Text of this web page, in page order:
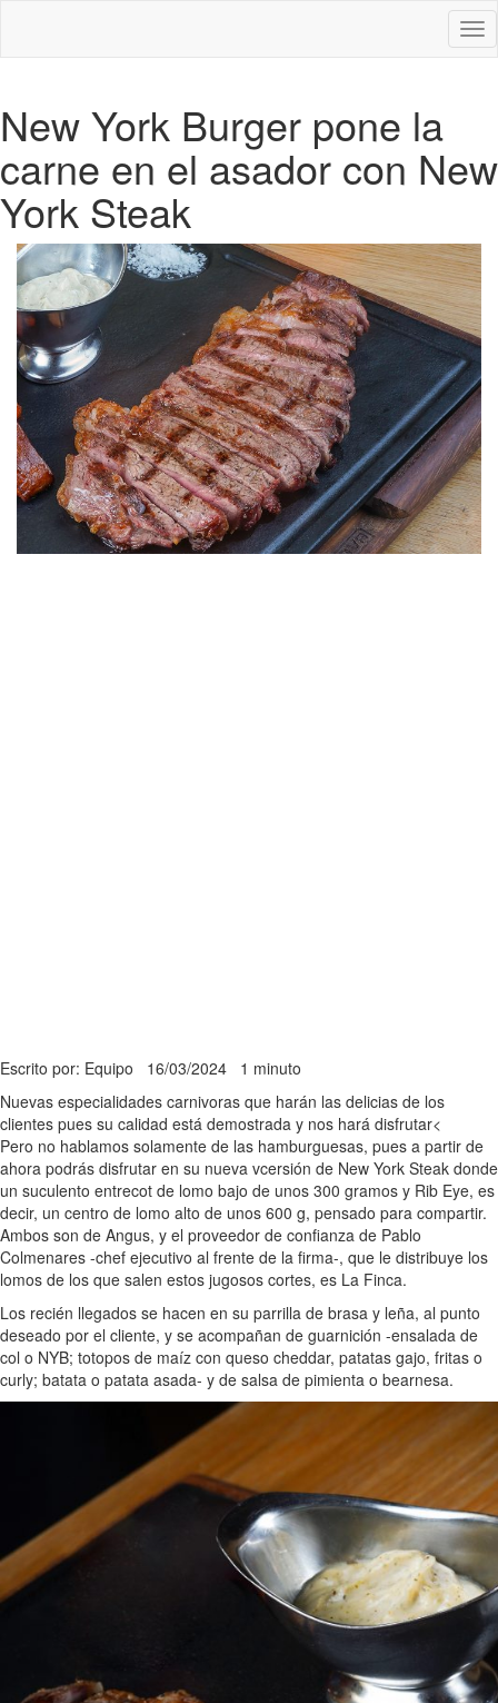
New York Burger pone la
carne en el asador con New
York Steak
Escrito por: Equipo 16/03/2024 1 minuto
Nuevas especialidades carnivoras que harán las delicias de los
clientes pues su calidad está demostrada y nos hará disfrutar<
Pero no hablamos solamente de las hamburguesas, pues a partir de
ahora podrás disfrutar en su nueva vcersión de New York Steak donde
un suculento entrecot de lomo bajo de unos 300 gramos y Rib Eye, es
decir, un centro de lomo alto de unos 600 g, pensado para compartir.
Ambos son de Angus, y el proveedor de confianza de Pablo
Colmenares -chef ejecutivo al frente de la firma-, que le distribuye los
lomos de los que salen estos jugosos cortes, es La Finca.
Los recién llegados se hacen en su parrilla de brasa y leña, al punto
deseado por el cliente, y se acompañan de guarnición -ensalada de
col o NYB; totopos de maíz con queso cheddar, patatas gajo, fritas o
curly; batata o patata asada- y de salsa de pimienta o bearnesa.